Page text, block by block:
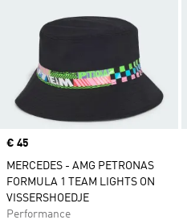
Price
€ 45
MERCEDES - AMG PETRONAS
FORMULA 1 TEAM LIGHTS ON
VISSERSHOEDJE
Performance